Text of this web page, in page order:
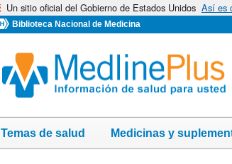
Un sitio oficial del Gobierno de Estados Unidos Así es
Biblioteca Nacional de Medicina
Temas de salud Medicinas y